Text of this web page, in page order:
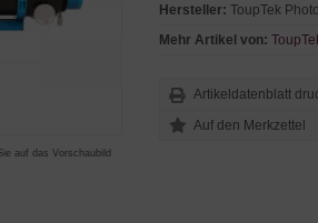
auf das Vorschaubild
Hersteller: ToupTek
Mehr Artikel von:
Artikeldatenblatt